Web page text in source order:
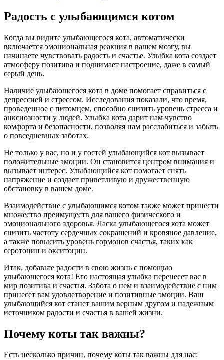
Радость с улыбающимся котом
Когда вы видите улыбающегося кота, автоматически
включается эмоциональная реакция в вашем мозгу, вы
начинаете чувствовать радость и счастье. Улыбка кота создает
атмосферу позитива и поднимает настроение, даже в самый
серый день.
Наличие улыбающегося кота в доме помогает справиться с
депрессией и стрессом. Исследования показали, что время,
проведенное с питомцем, способно снизить уровень стресса и
анксиозности у людей. Улыбка кота дарит нам чувство
комфорта и безопасности, позволяя нам расслабиться и забыть
о повседневных заботах.
Не только у вас, но и у гостей улыбающийся кот вызывает
положительные эмоции. Он становится центром внимания и
вызывает интерес. Улыбающийся кот помогает снять
напряжение и создает приветливую и дружественную
обстановку в вашем доме.
Взаимодействие с улыбающимся котом также может принести
множество преимуществ для вашего физического и
эмоционального здоровья. Ласка улыбающегося кота может
снизить частоту сердечных сокращений и кровяное давление,
а также повысить уровень гормонов счастья, таких как
серотонин и окситоцин.
Итак, добавьте радости в свою жизнь с помощью
улыбающегося кота! Его настоящая улыбка перенесет вас в
мир позитива и счастья. Забота о нем и взаимодействие с ним
принесет вам удовлетворение и позитивные эмоции. Ваш
улыбающийся кот станет вашим верным другом и надежным
источником радости и счастья в вашей жизни.
Почему коты так важны?
Есть несколько причин, почему коты так важны для нас: